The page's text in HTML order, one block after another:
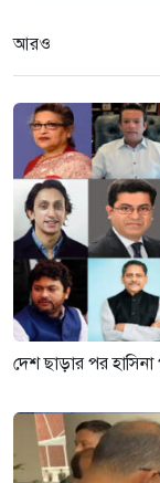
আরও
দেশ ছাড়ার পর